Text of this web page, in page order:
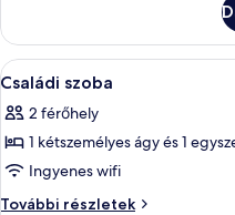
külön
ággyal
további
részletei
A
következő
szoba
összes
képének
megtekintése:
5
Családi szoba
2 férőhely
1 kétszemélyes ágy és 1
Ingyenes wifi
További részletek
Családi